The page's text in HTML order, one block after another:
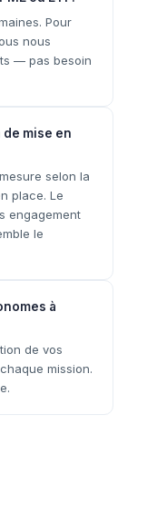
Pour
nous
— pas besoin
de mise en
selon la
place. Le
engagement
le
à
de vos
mission.